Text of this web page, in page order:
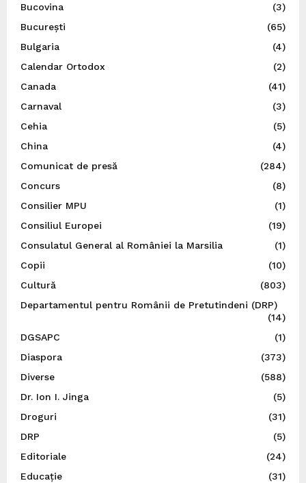
Bucovina
(3)
București
(65)
Bulgaria
(4)
Calendar Ortodox
(2)
Canada
(41)
Carnaval
(3)
Cehia
(5)
China
(4)
Comunicat de presă
(284)
Concurs
(8)
Consilier MPU
(1)
Consiliul Europei
(19)
Consulatul General al României la Marsilia
(1)
Copii
(10)
Cultură
(803)
Departamentul pentru Românii de Pretutindeni (DRP)
(14)
DGSAPC
(1)
Diaspora
(373)
Diverse
(588)
Dr. Ion I. Jinga
(5)
Droguri
(31)
DRP
(5)
Editoriale
(24)
Educație
(31)